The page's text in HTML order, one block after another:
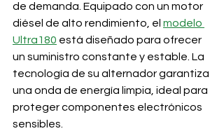
de demanda. Equipado con un motor
diésel de alto rendimiento, el modelo
Ultra180 está diseñado para ofrecer
un suministro constante y estable. La
tecnología de su alternador garantiza
una onda de energía limpia, ideal para
proteger componentes electrónicos
sensibles.